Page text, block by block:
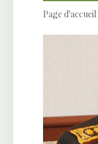
Page d'accueil